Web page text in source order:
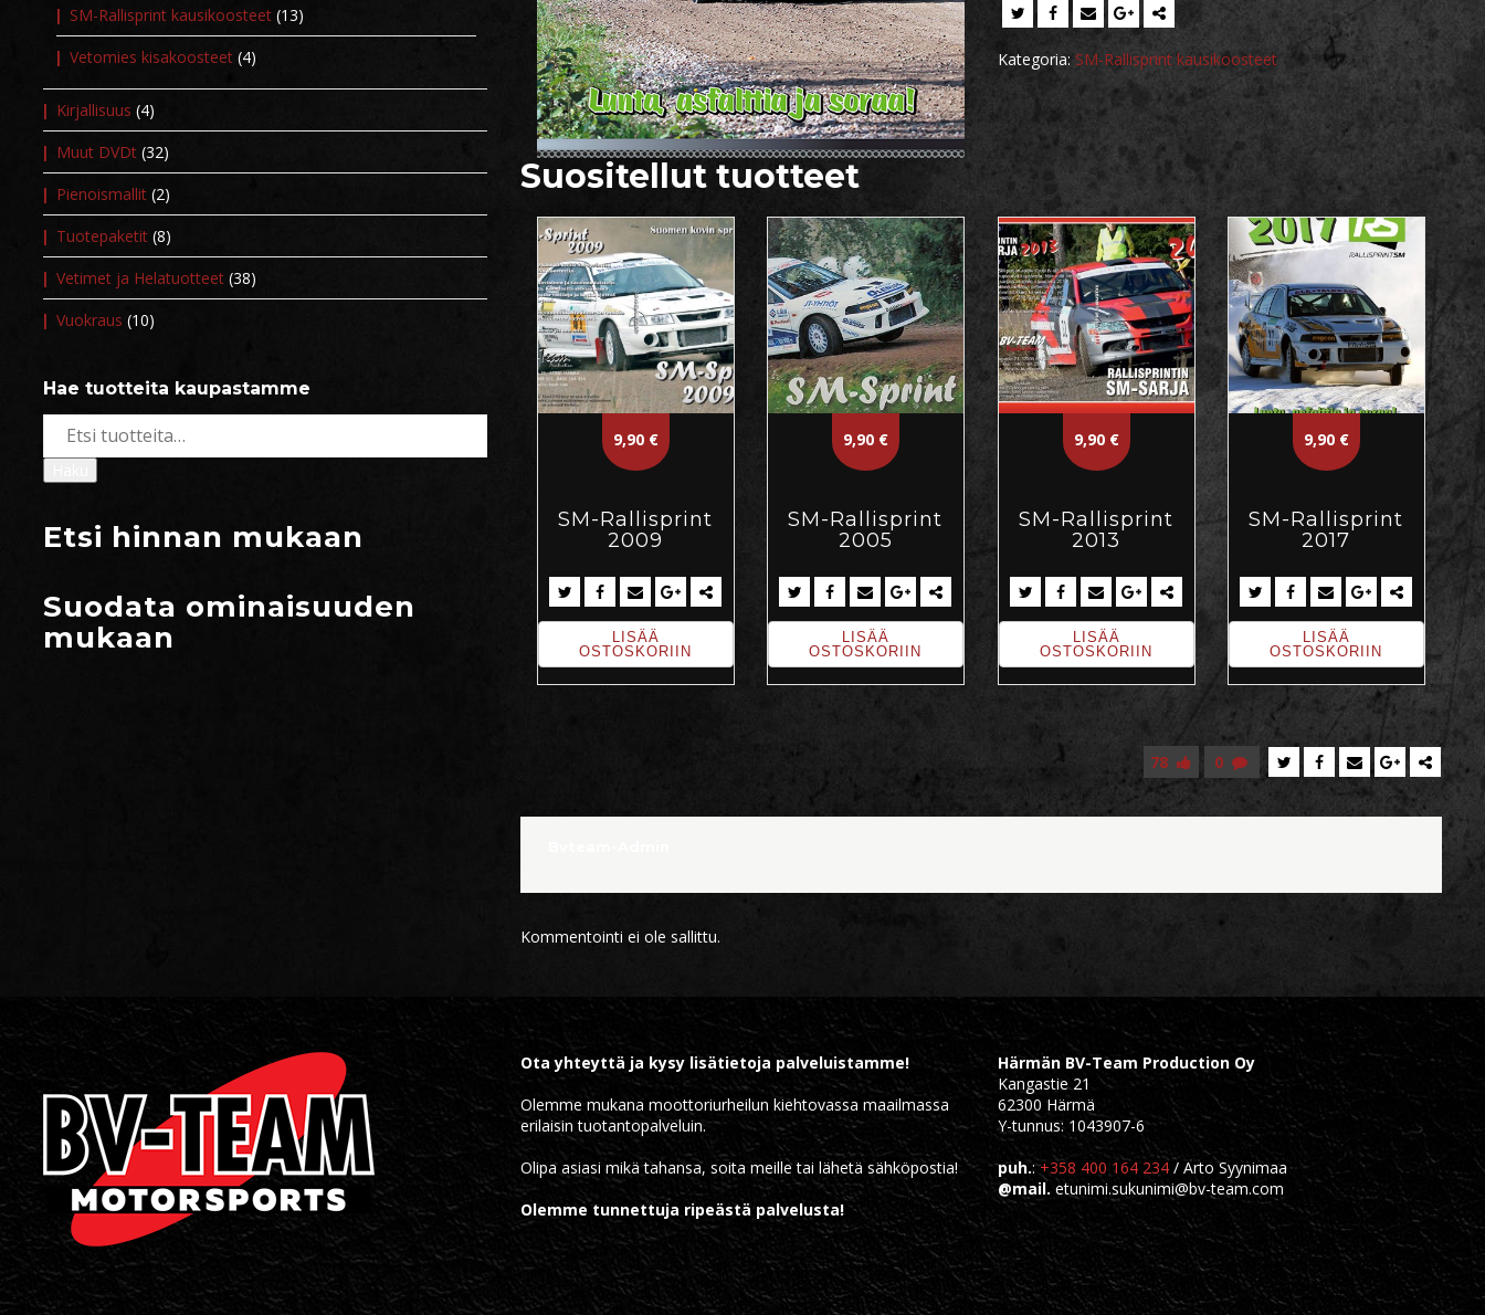
Kategoria: SM-Rallisprint kausikoosteet
Suositellut tuotteet
9,90 €
SM-Rallisprint
2009
LISÄÄ
OSTOSKORIIN
9,90 €
SM-Rallisprint
2005
LISÄÄ
OSTOSKORIIN
9,90 €
SM-Rallisprint
2013
LISÄÄ
OSTOSKORIIN
9,90 €
SM-Rallisprint
2017
LISÄÄ
OSTOSKORIIN
78 0
Kommentointi ei ole sallittu.
SM-Rallisprint kausikoosteet (13)
Vetomies kisakoosteet (4)
Kirjallisuus (4)
Muut DVDt (32)
Pienoismallit (2)
Tuotepaketit (8)
Vetimet ja Helatuotteet (38)
Vuokraus (10)
Hae tuotteita kaupastamme
Etsi hinnan mukaan
Suodata ominaisuuden
mukaan
Ota yhteyttä ja kysy lisätietoja palveluistamme!
Olemme mukana moottoriurheilun kiehtovassa maailmassa
erilaisin tuotantopalveluin.
Olipa asiasi mikä tahansa, soita meille tai lähetä sähköpostia!
Olemme tunnettuja ripeästä palvelusta!
Härmän BV-Team Production Oy
Kangastie 21
62300 Härmä
Y-tunnus: 1043907-6
puh.:+358 400 164 234 / Arto Syynimaa
@mail. etunimi.sukunimi@bv-team.com